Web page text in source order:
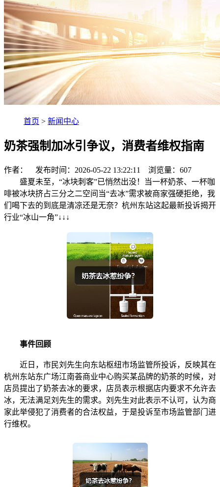
首页 > 新闻中心
奶茶强制加冰引争议，消费者维权指南
作者： 发布时间：2026-05-22 13:22:11 浏览量： 607
盛夏未至，“冰块刺客”已悄然出没！当一杯奶茶、一杯咖
啡被冰块挤占三分之二空间当“去冰”需求被商家强硬拒绝，我
们喝下去的到底是清凉还是无奈？杭州东站这起最新投诉揭开
行业“冰山一角”↓↓↓
事件回顾
近日，市民刘先生向东站枢纽市场监管所投诉，反映其在
杭州东站东广场江南荟商业中心购买某品牌的奶茶的时候，对
店员提出了奶茶去冰的要求，店员表示根据店内要求不允许去
冰，无法满足刘先生的需求。刘先生对此表示不认可，认为商
家此举侵犯了消费者的合法权益，于是投诉至市场监管部门进
行维权。